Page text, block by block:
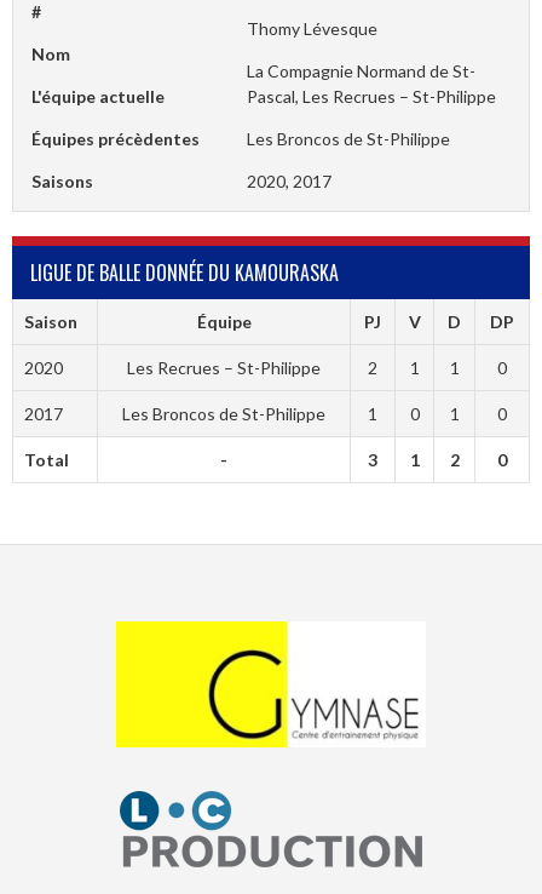
#
Nom
Thomy Lévesque
L'équipe actuelle
La Compagnie Normand de St-
Pascal, Les Recrues – St-Philippe
Équipes précèdentes Les Broncos de St-Philippe
Saisons 2020, 2017
LIGUE DE BALLE DONNÉE DU KAMOURASKA
Saison Équipe PJ V D DP
2020 Les Recrues – St-Philippe 2 1 1 0
2017 Les Broncos de St-Philippe 1 0 1 0
Total - 3 1 2 0